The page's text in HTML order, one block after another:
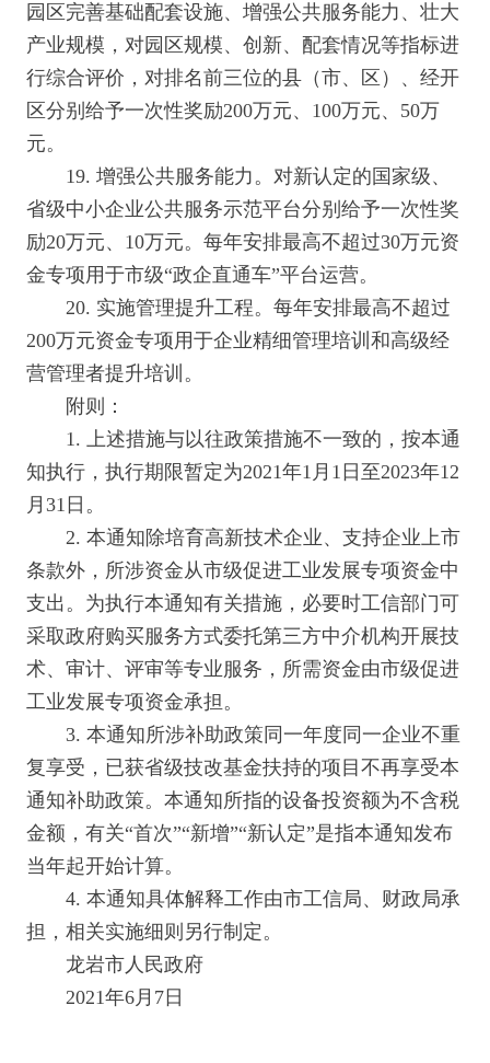
园区完善基础配套设施、增强公共服务能力、壮大
产业规模，对园区规模、创新、配套情况等指标进
行综合评价，对排名前三位的县（市、区）、经开
区分别给予一次性奖励200万元、100万元、50万
元。
19. 增强公共服务能力。对新认定的国家级、
省级中小企业公共服务示范平台分别给予一次性奖
励20万元、10万元。每年安排最高不超过30万元资
金专项用于市级“政企直通车”平台运营。
20. 实施管理提升工程。每年安排最高不超过
200万元资金专项用于企业精细管理培训和高级经
营管理者提升培训。
附则：
1. 上述措施与以往政策措施不一致的，按本通
知执行，执行期限暂定为2021年1月1日至2023年12
月31日。
2. 本通知除培育高新技术企业、支持企业上市
条款外，所涉资金从市级促进工业发展专项资金中
支出。为执行本通知有关措施，必要时工信部门可
采取政府购买服务方式委托第三方中介机构开展技
术、审计、评审等专业服务，所需资金由市级促进
工业发展专项资金承担。
3. 本通知所涉补助政策同一年度同一企业不重
复享受，已获省级技改基金扶持的项目不再享受本
通知补助政策。本通知所指的设备投资额为不含税
金额，有关“首次”“新增”“新认定”是指本通知发布
当年起开始计算。
4. 本通知具体解释工作由市工信局、财政局承
担，相关实施细则另行制定。
龙岩市人民政府
2021年6月7日